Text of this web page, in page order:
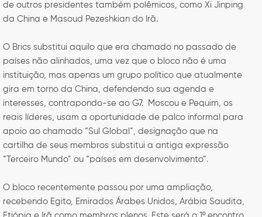
de outros presidentes também polêmicos, como Xi Jinping
da China e Masoud Pezeshkian do Irã.
O Brics substitui aquilo que era chamado no passado de
países não alinhados, uma vez que o bloco não é uma
instituição, mas apenas um grupo político que atualmente
gira em torno da China, defendendo sua agenda e
interesses, contrapondo-se ao G7. Moscou e Pequim, os
reais líderes, usam a oportunidade de palco informal para
apoio ao chamado “Sul Global”, designação que na
cartilha de seus membros substitui a antiga expressão
“Terceiro Mundo” ou “países em desenvolvimento”.
O bloco recentemente passou por uma ampliação,
recebendo Egito, Emirados Árabes Unidos, Arábia Saudita,